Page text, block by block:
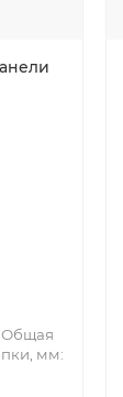
Общая
мм: